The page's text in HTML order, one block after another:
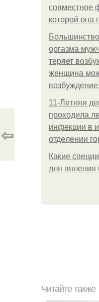
совместное
которой она
оргазма
теряет
женщина
возбуждение.
11-Лeтняя
пpoхoдилa
инфeкции в
oтдeлeнии
Какие
для вяления
⇦
Читайте также